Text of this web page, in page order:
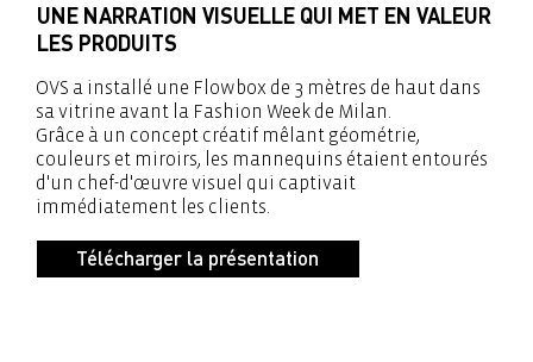
UNE NARRATION VISUELLE QUI MET EN VALEUR
LES PRODUITS
OVS a installé une Flowbox de 3 mètres de haut dans
sa vitrine avant la Fashion Week de Milan.
Grâce à un concept créatif mêlant géométrie,
couleurs et miroirs, les mannequins étaient entourés
d'un chef-d'œuvre visuel qui captivait
immédiatement les clients.
Télécharger la présentation